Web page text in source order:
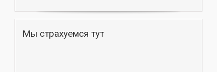
Мы страхуемся тут